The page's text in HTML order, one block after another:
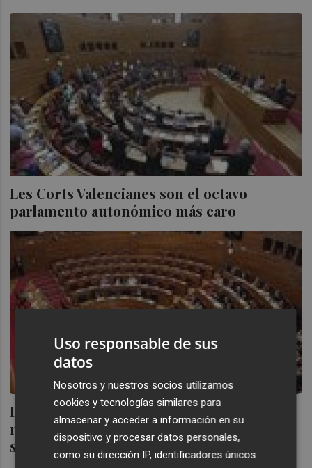
Les Corts Valencianes son el octavo
parlamento autonómico más caro
Les Corts celebrarán este próximo
miércoles el primer pleno secreto de toda
su historia
Uso responsable de sus
datos
Nosotros y nuestros socios utilizamos
cookies y tecnologías similares para
almacenar y acceder a información en su
dispositivo y procesar datos personales,
como su dirección IP, identificadores únicos